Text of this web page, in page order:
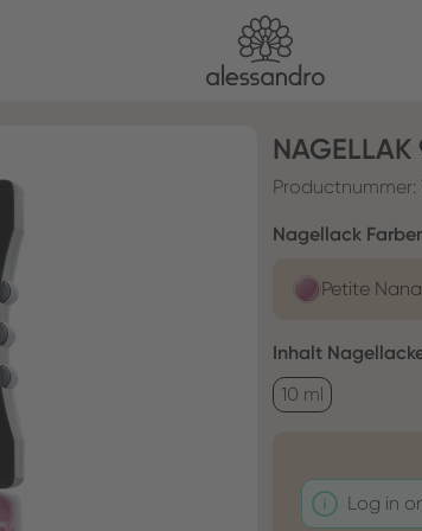
NAGELLAK
Productnummer:
Selecteer
Nagellack
Petite Nana
Selecteer
Inhalt
10 ml
Log in